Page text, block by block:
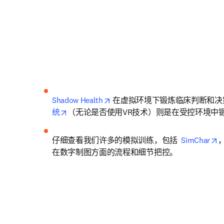
Shadow Health opens in new tab/window
在虚拟环境下锻炼临床判断和
统
opens in new tab/window
（无论是否使用VR技术）则是在受控环境
仔细查看我们许多的模拟训练，包括 SimChar
在数字制图方面的流程和细节把控。